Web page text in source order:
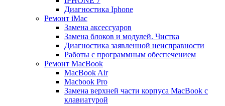
Диагностика Iphone
Ремонт iMac
Замена аксессуаров
Замена блоков и модулей. Чистка
Диагностика заявленной неисправности
Работы с программным обеспечением
Ремонт MacBook
MacBook Air
Macbook Pro
Замена верхней части корпуса MacBook с
клавиатурой